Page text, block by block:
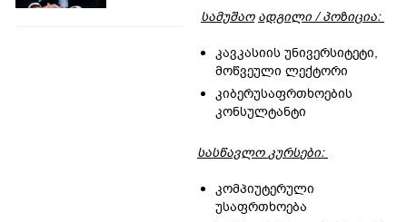
სამუშაო ადგილი /პოზიცია:
კავკასიის უნივერსიტეტი,
მოწვეული ლექტორი
კიბერუსაფრთხოების
კონსულტანტი
სასწავლოკურსები:
კომპიუტერული
უსაფრთხოება